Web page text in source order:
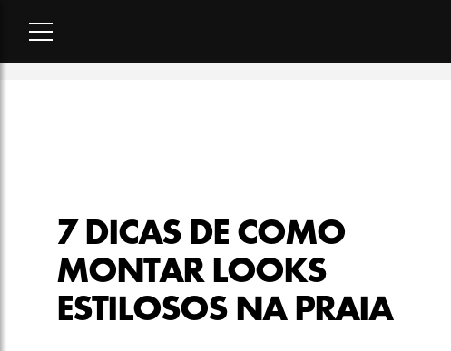
7 DICAS DE COMO
MONTAR LOOKS
ESTILOSOS NA PRAIA